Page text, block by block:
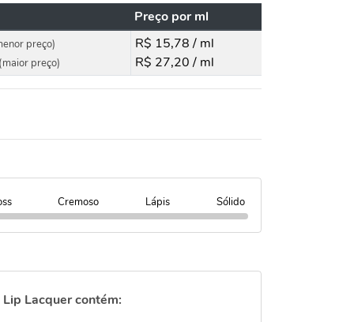
Preço por ml
preço)
(maior preço)
R$ 15,78 / ml
R$ 27,20 / ml
Cremoso Lápis Sólido
Lacquer contém: